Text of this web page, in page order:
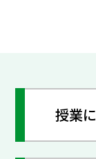
授業